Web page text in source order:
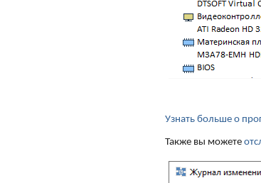
Узнать больше о
Также вы можете